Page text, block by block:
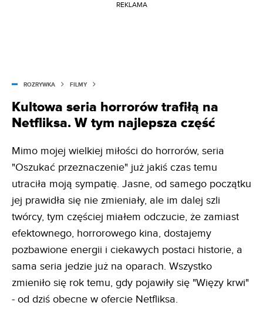
REKLAMA
ROZRYWKA FILMY
Kultowa seria horrorów trafiłą na
Netfliksa. W tym najlepsza część
Mimo mojej wielkiej miłości do horrorów, seria
"Oszukać przeznaczenie" już jakiś czas temu
utraciła moją sympatię. Jasne, od samego początku
jej prawidła się nie zmieniały, ale im dalej szli
twórcy, tym częściej miałem odczucie, że zamiast
efektownego, horrorowego kina, dostajemy
pozbawione energii i ciekawych postaci historie, a
sama seria jedzie już na oparach. Wszystko
zmieniło się rok temu, gdy pojawiły się "Więzy krwi"
- od dziś obecne w ofercie Netfliksa.